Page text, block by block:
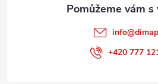
info@
+420 777